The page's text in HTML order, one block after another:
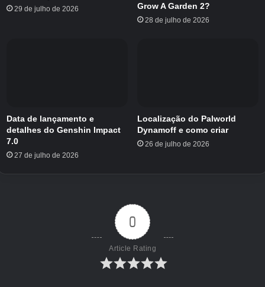
As taxas de encontro brilhantes para Hatenna
em Pokémon Go dependem do método que
29 de julho de 2026
Grow A Garden 2?
28 de julho de 2026
Data de lançamento e
detalhes do Genshin Impact
7.0
27 de julho de 2026
Localização do Palworld
Dynamoff e como criar
26 de julho de 2026
0
Article Rating